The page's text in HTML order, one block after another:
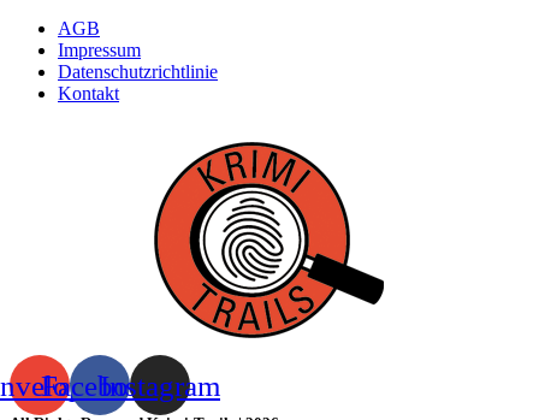
AGB
Impressum
Datenschutzrichtlinie
Kontakt
FacebookInstagram